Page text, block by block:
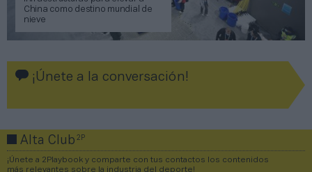
China como destino mundial de
nieve
¡Únete a la conversación!
Alta Club2P
¡Únete a 2Playbook y comparte con tus contactos los contenidos
más relevantes sobre la industria del deporte!